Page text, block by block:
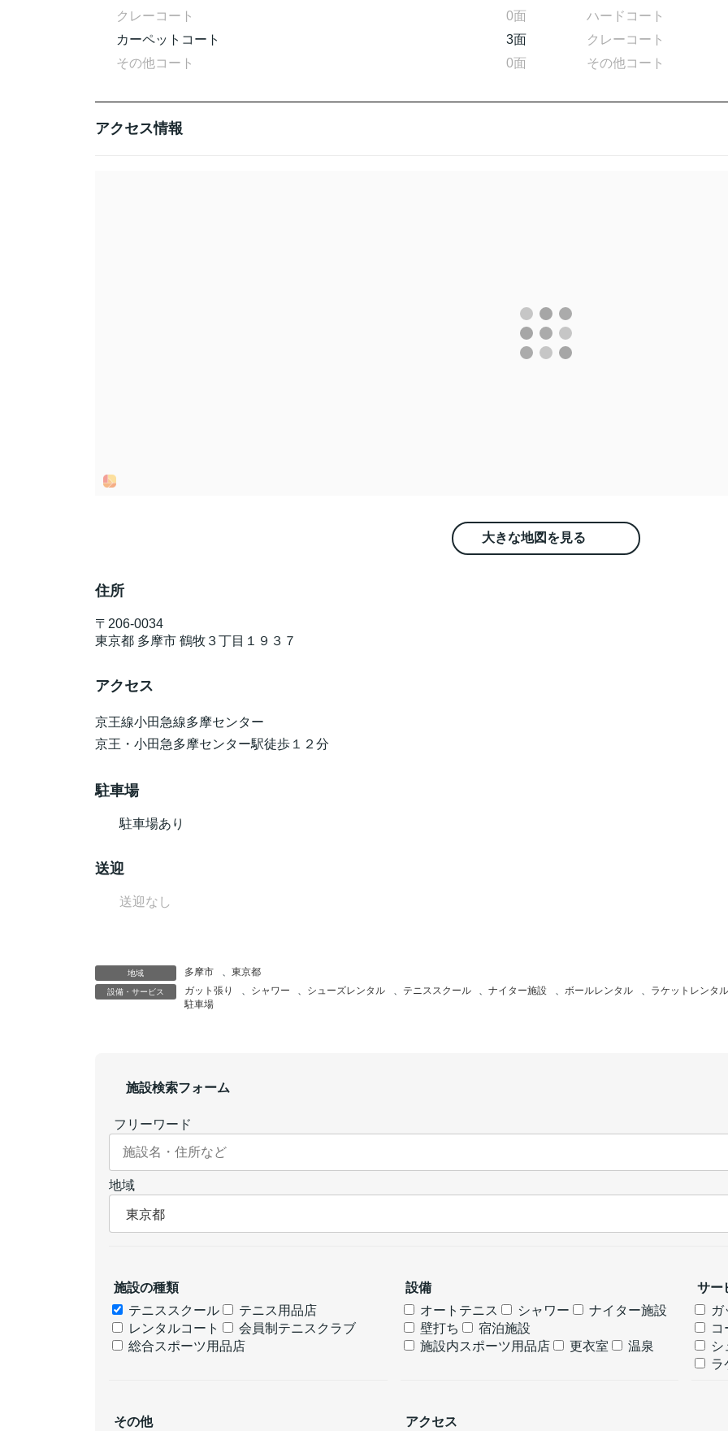
クレーコート
0面
カーペットコート
3面
その他コート
0面
ハードコート
クレーコート
その他コート
アクセス情報
大きな地図を見る
住所
〒 206-0034
東京都 多摩市 鶴牧３丁目１９３７
アクセス
京王線小田急線多摩センター
京王・小田急多摩センター駅徒歩１２分
駐車場
駐車場あり
送迎
送迎なし
地域 多摩市 、 東京都
設備・サービス ガット張り 、 シャワー 、 シューズレンタル 、 テニススクール 、ナイター施設 、 ボールレンタル 、
ラケットレンタル
駐車場
施設検索フォーム
フリーワード
地域
施設の種類
テニススクール
テニス用品店
レンタルコート
会員制テニスクラブ
総合スポーツ用品店
設備
オートテニス
シャワー
ナイター施設
壁打ち
宿泊施設
施設内スポーツ用品店
更衣室 温泉
サー
ガ
コ
シ
ラ
その他 アクセス